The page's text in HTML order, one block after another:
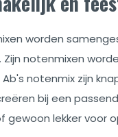
worden
notenmixen
notenmix zijn
bij een
gewoon lekker voor